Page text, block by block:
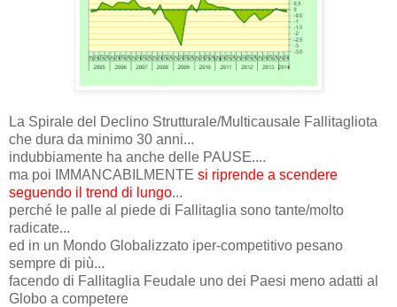
La Spirale del Declino Strutturale/Multicausale Fallitagliota
che dura da minimo 30 anni...
indubbiamente ha anche delle PAUSE....
ma poi IMMANCABILMENTE si riprende a scendere
seguendo il trend di lungo...
perché le palle al piede di Fallitaglia sono tante/molto
radicate...
ed in un Mondo Globalizzato iper-competitivo pesano
sempre di più...
facendo di Fallitaglia Feudale uno dei Paesi meno adatti al
Globo a competere